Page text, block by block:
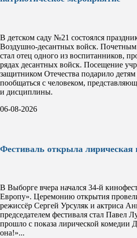
В детском саду №21 состоялся
Воздушно-десантных войск. Почетным
стал отец одного из воспитанников,
рядах десантных войск. Посещение
защитником Отечества подарило
пообщаться с человеком,
и дисциплины.
06-08-2026
Фестиваль открыла лирическая
В Выборге вчера начался 34-й
Европу». Церемонию открытия
режиссёр Сергей Урсуляк и актриса
председателем фестиваля стал Павел
прошло с показа лирической комедии
она!»...